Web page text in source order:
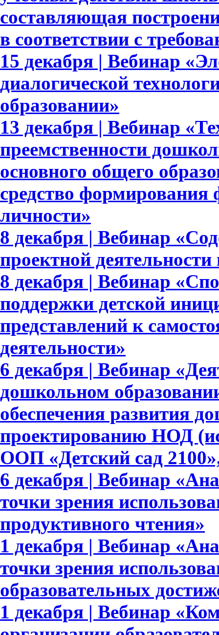
составляющая
в соответствии с
15 декабря | Вебинар
диалогической
образовании»
13 декабря | Вебинар
преемственности
основного общего
средство
личности»
8 декабря | Вебинар
проектной
8 декабря | Вебинар
поддержки детской
представлений к
деятельности»
6 декабря | Вебинар
дошкольном
обеспечения развития
проектированию НОД
ООП «Детский сад
6 декабря | Вебинар
точки зрения
продуктивного чтения»
1 декабря | Вебинар
точки зрения
образовательных
1 декабря | Вебинар